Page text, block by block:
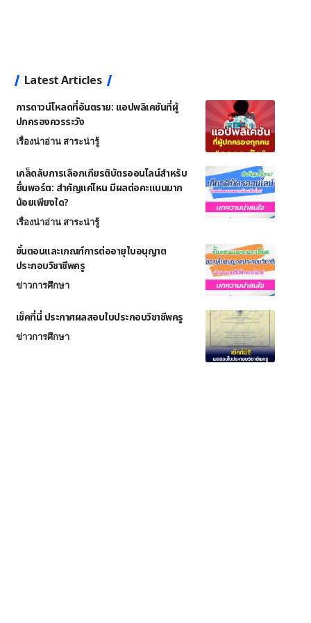
Latest Articles
การดาวน์โหลดที่อันตราย: แอปพลิเคชันที่ผู้
ปกครองควรระวัง
เรื่องน่าอ่าน สาระน่ารู้
เคล็ดลับการเลือกเกียรติบัตรออนไลน์สำหรับ
ยื่นพอร์ต: สำคัญแค่ไหน มีผลต่อคะแนนมาก
น้อยเพียงใด?
เรื่องน่าอ่าน สาระน่ารู้
ขั้นตอนและเกณฑ์การต่ออายุใบอนุญาต
ประกอบวิชาชีพครู
ข่าวการศึกษา
เช็คที่นี่ ประกาศผลสอบใบประกอบวิชาชีพครู
ข่าวการศึกษา